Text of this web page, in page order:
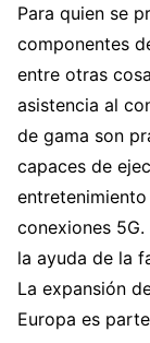
Para quien se
componentes
entre otras
asistencia al
de gama son
capaces de
conexiones
la ayuda de la
La expansión
Europa es